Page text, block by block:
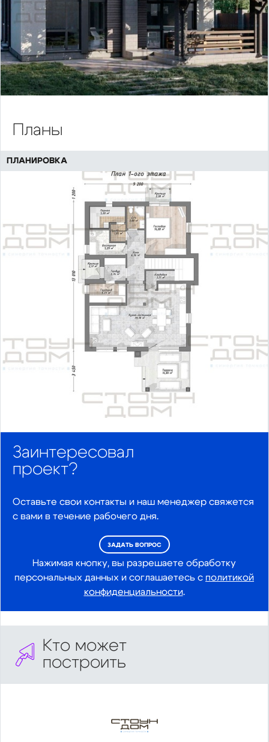
Планы
ПЛАНИРОВКА
Предыдущий
Заинтересовал
проект?
Оставьте свои контакты и наш менеджер свяжется
с вами в течение рабочего дня.
ЗАДАТЬ ВОПРОС
Нажимая кнопку, вы разрешаете обработку
персональных данных и соглашаетесь с политикой
конфиденциальности.
Кто может
построить